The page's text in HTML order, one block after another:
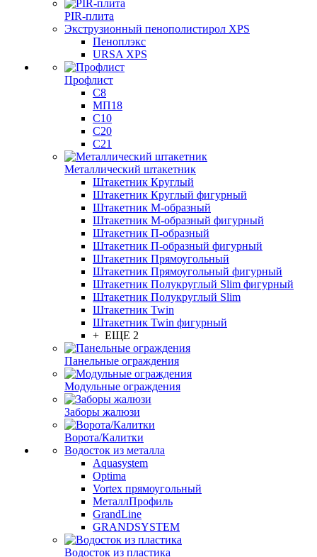
PIR-плита
Экструзионный пенополистирол XPS
Пеноплэкс
URSA XPS
Профлист
С8
МП18
С10
С20
С21
Металлический штакетник
Штакетник Круглый
Штакетник Круглый фигурный
Штакетник М-образный
Штакетник М-образный фигурный
Штакетник П-образный
Штакетник П-образный фигурный
Штакетник Прямоугольный
Штакетник Прямоугольный фигурный
Штакетник Полукруглый Slim фигурный
Штакетник Полукруглый Slim
Штакетник Twin
Штакетник Twin фигурный
+ ЕЩЕ 2
Панельные ограждения
Модульные ограждения
Заборы жалюзи
Ворота/Калитки
Водосток из металла
Aquasystem
Optima
Vortex прямоугольный
МеталлПрофиль
GrandLine
GRANDSYSTEM
Водосток из пластика